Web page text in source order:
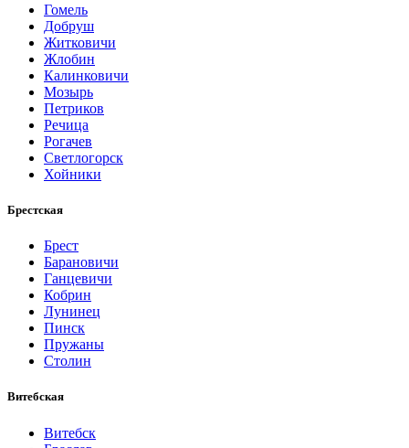
Гомель
Добруш
Житковичи
Жлобин
Калинковичи
Мозырь
Петриков
Речица
Рогачев
Светлогорск
Хойники
Брестская
Брест
Барановичи
Ганцевичи
Кобрин
Лунинец
Пинск
Пружаны
Столин
Витебская
Витебск